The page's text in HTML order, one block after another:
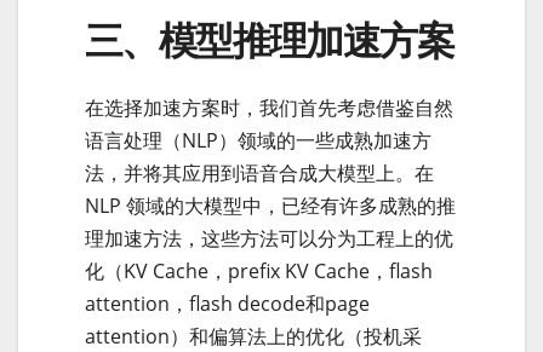
三、模型推理加速方案
在选择加速方案时，我们首先考虑借鉴自然
语言处理（NLP）领域的一些成熟加速方
法，并将其应用到语音合成大模型上。在
NLP 领域的大模型中，已经有许多成熟的推
理加速方法，这些方法可以分为工程上的优
化（KV Cache，prefix KV Cache，flash
attention，flash decode和page
attention）和偏算法上的优化（投机采